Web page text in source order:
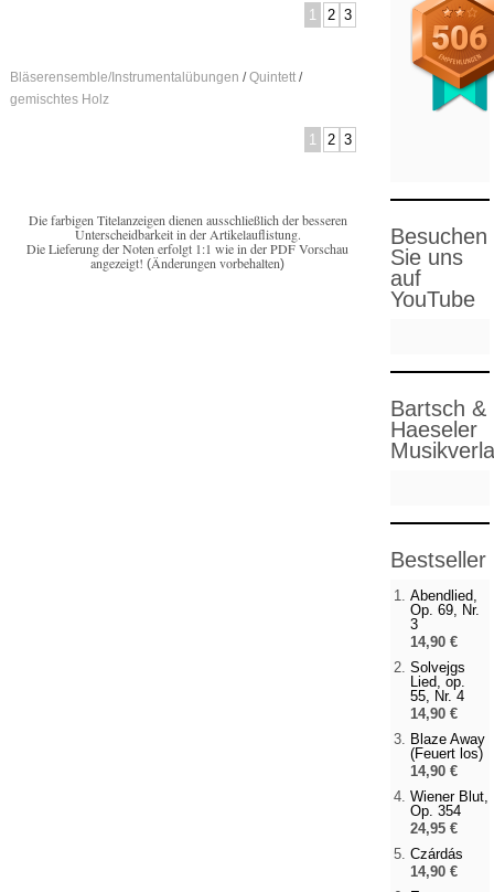
1 2 3
Bläserensemble/Instrumentalübungen /Quintett /
gemischtes Holz
1 2 3
Die farbigen Titelanzeigen dienen ausschließlich der besseren
Unterscheidbarkeit in der Artikelauflistung.
Die Lieferung der Noten erfolgt 1:1 wie in der PDF Vorschau
angezeigt! (Änderungen vorbehalten)
Besuchen
Sie uns
auf
YouTube
Bartsch &
Haeseler
Bestseller
Abendlied,
Op. 69, Nr.
3
14,90 €
Solvejgs
Lied, op.
55, Nr. 4
14,90 €
Blaze Away
(Feuert los)
14,90 €
Wiener Blut,
Op. 354
24,95 €
Czárdás
14,90 €